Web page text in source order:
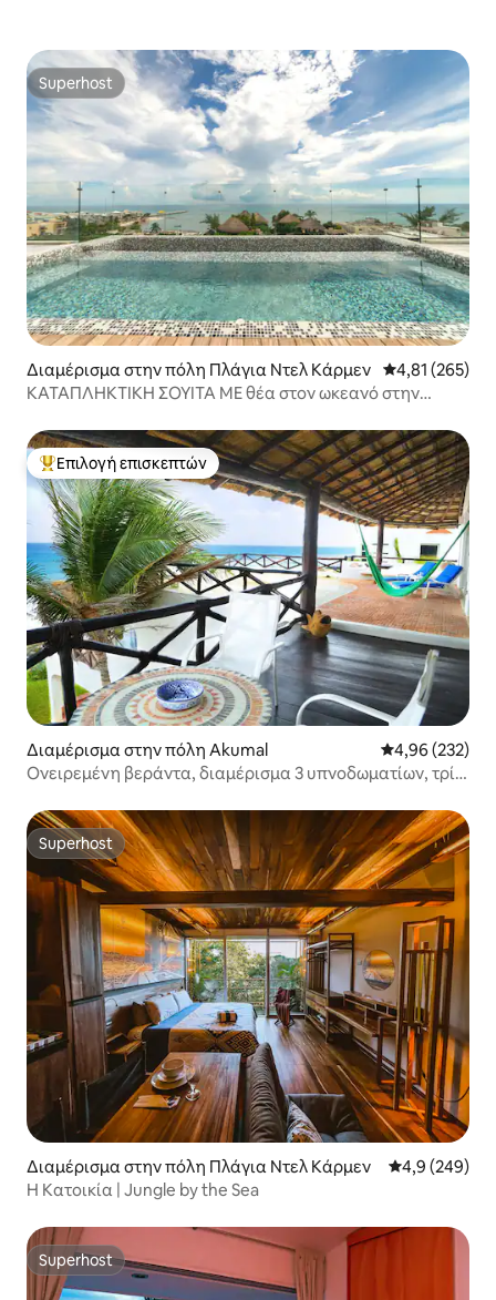
Superhost
Superhost
Διαμέρισμα στην πόλη Πλάγια Ντελ Κάρμεν Μέση
4,81 (265)
ΚΑΤΑΠΛΗΚΤΙΚΉ ΣΟΥΊΤΑ ΜΕ θέα στον ωκεανό στην
Κορυφαία επιλογή επισκεπτών
Επιλογή επισκεπτών
Διαμέρισμα στην πόλη Akumal Μέση
4,96 (232)
Ονειρεμένη βεράντα, διαμέρισμα 3 υπνοδωματίων, τρία
Superhost
Superhost
Διαμέρισμα στην πόλη Πλάγια Ντελ Κάρμεν Μέση
4,9 (249)
Η Κατοικία | Jungle by the Sea
Superhost
Superhost